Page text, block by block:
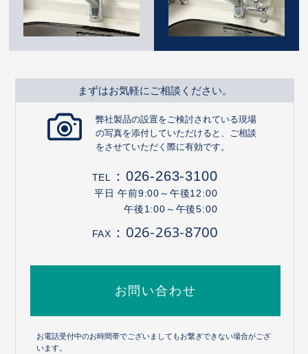
まずはお気軽にご相談ください。
弊社製品の設置をご検討されている現場
の写真を添付していただけると、ご相談
をさせていただく際に有効です。
TEL ： 026-263-3100
平日 午前9:00～午後12:00
午後1:00～午後5:00
FAX ：026-263-8700
お問い合わせ
お電話受付中のお時間帯でございましてもお繋ぎできない場合がござ
います。